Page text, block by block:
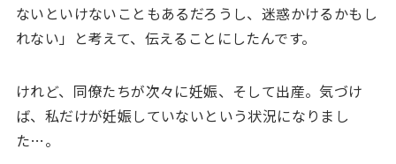
ないといけないこともあるだろうし、迷惑かけるかもし
れない」と考えて、伝えることにしたんです。
けれど、同僚たちが次々に妊娠、そして出産。気づけ
ば、私だけが妊娠していないという状況になりまし
た…。